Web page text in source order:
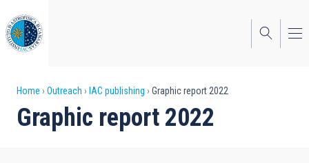
to
main
content
Breadcrumb
Home Outreach IAC publishing Graphic report 2022
Graphic report 2022